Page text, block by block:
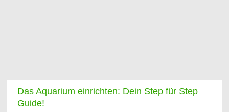
Das Aquarium einrichten: Dein Step für Step
Guide!